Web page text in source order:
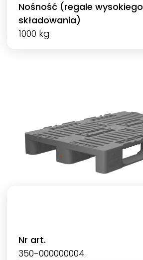
Nośność (regale wysokiego
składowania)
1000 kg
Nr art.
350-000000004